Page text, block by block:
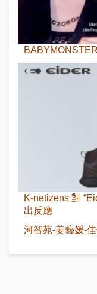
K-netizens 對
出反應
河智苑-姜藝媛-